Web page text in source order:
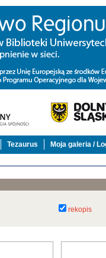
Tezaurus Moja galeria /
rekopis